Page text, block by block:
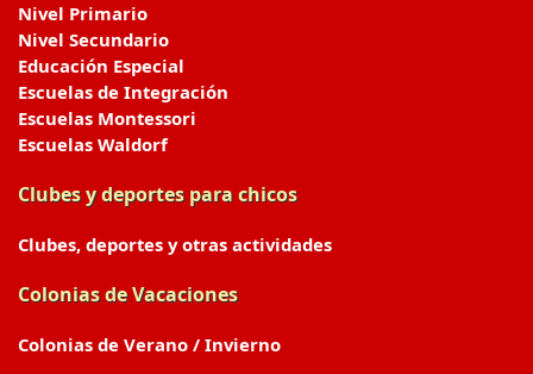
Nivel Primario
Nivel Secundario
Educación Especial
Escuelas de Integración
Escuelas Montessori
Escuelas Waldorf
Clubes y deportes para chicos
Clubes, deportes y otras actividades
Colonias de Vacaciones
Colonias de Verano / Invierno